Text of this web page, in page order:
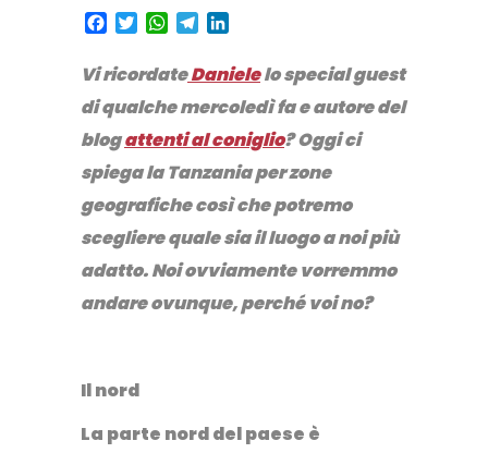
Facebook
TwitterWhatsApp
Telegram
Vi ricordateDanielelo special guest
di qualche mercoledì fa e autore del
blogattenti al coniglio? Oggi ci
spiega la Tanzania per zone
geografiche così che potremo
scegliere quale sia il luogo a noi più
adatto. Noi ovviamente vorremmo
andare ovunque, perché voi no?
Il nord
La parte nord del paese è